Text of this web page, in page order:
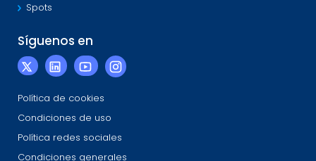
Spots
Síguenos en
Política de cookies
Condiciones de uso
Política redes sociales
Condiciones generales